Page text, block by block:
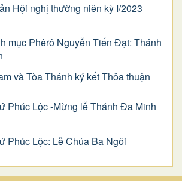
Hội nghị thường niên kỳ I/2023
mục Phêrô Nguyễn Tiến Đạt: Thánh
và Tòa Thánh ký kết Thỏa thuận
Phúc Lộc -Mừng lễ Thánh Đa Minh
Phúc Lộc: Lễ Chúa Ba Ngôi